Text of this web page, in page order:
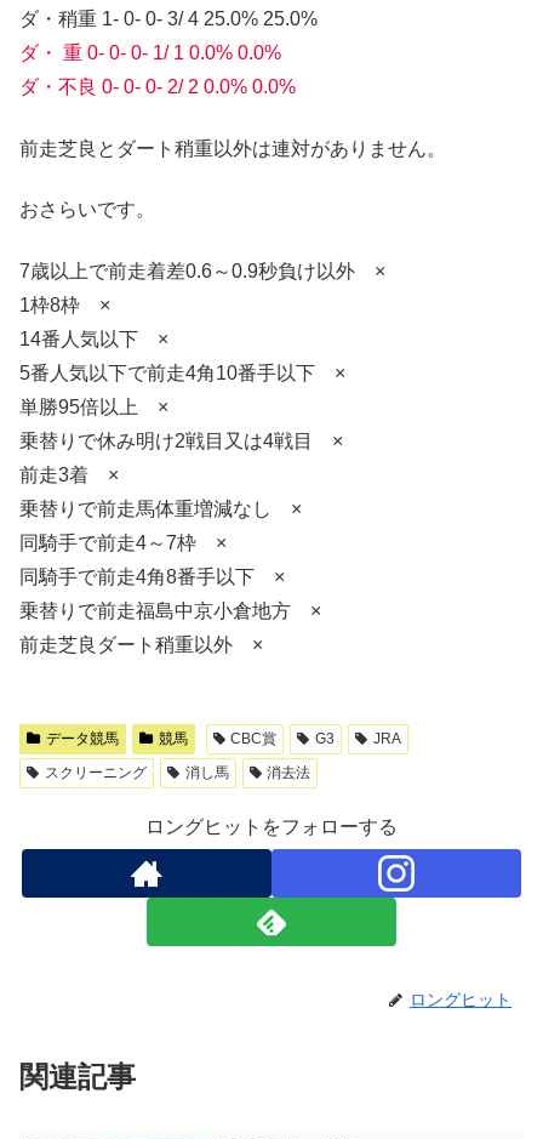
ダ・稍重 1- 0- 0- 3/ 4 25.0% 25.0%
ダ・ 重 0- 0- 0- 1/ 1 0.0% 0.0%
ダ・不良 0- 0- 0- 2/ 2 0.0% 0.0%
前走芝良とダート稍重以外は連対がありません。
おさらいです。
7歳以上で前走着差0.6～0.9秒負け以外 ×
1枠8枠 ×
14番人気以下 ×
5番人気以下で前走4角10番手以下 ×
単勝95倍以上 ×
乗替りで休み明け2戦目又は4戦目 ×
前走3着 ×
乗替りで前走馬体重増減なし ×
同騎手で前走4～7枠 ×
同騎手で前走4角8番手以下 ×
乗替りで前走福島中京小倉地方 ×
前走芝良ダート稍重以外 ×
データ競馬 競馬 CBC賞 G3
JRA
スクリーニング
消し馬 消去法
ロングヒットをフォローする
ロングヒット
関連記事